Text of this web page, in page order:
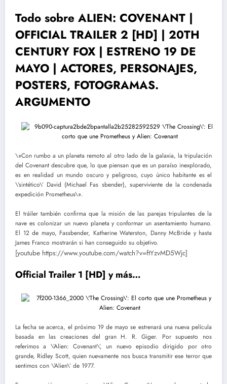
Todo sobre ALIEN: COVENANT |
OFFICIAL TRAILER 2 [HD] | 20TH
CENTURY FOX | ESTRENO 19 DE
MAYO | ACTORES, PERSONAJES,
POSTERS, FOTOGRAMAS.
ARGUMENTO
\»Con rumbo a un planeta remoto al otro lado de la galaxia, la tripulación
del Covenant descubre que, lo que piensan que es un paraíso inexplorado,
es en realidad un mundo oscuro y peligroso, cuyo único habitante es el
\’sintético\’ David (Michael Fas sbender), superviviente de la condenada
expedición Prometheus\».
El tráiler también confirma que la misión de las parejas tripulantes de la
nave es colonizar un nuevo planeta y conformar un asentamiento humano.
El 12 de mayo, Fassbender, Katherine Waterston, Danny McBride y hasta
James Franco mostrarán si han conseguido su objetivo.
[youtube https://www.youtube.com/watch?v=ftYzvMD5Wjc]
Official Trailer 1 [HD] y más…
La fecha se acerca, el próximo 19 de mayo se estrenará una nueva película
basada en las creaciones del gran H. R. Giger. Por supuesto nos
referimos a \’Alien: Covenant\’, un nuevo episodio dirigido por otro
grande, Ridley Scott, quien nuevamente nos busca transmitir ese terror que
sentimos con \’Alien\’ de 1977.